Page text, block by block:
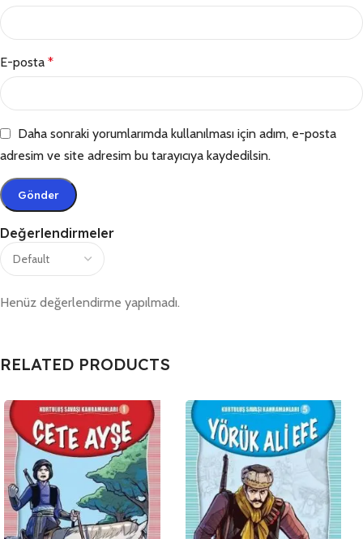
Değerlendirmeler
Henüz değerlendirme yapılmadı.
E-posta *
Daha sonraki yorumlarımda kullanılması için adım, e-posta
adresim ve site adresim bu tarayıcıya kaydedilsin.
RELATED PRODUCTS